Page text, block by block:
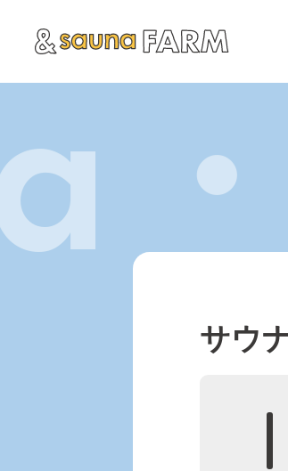
サウ